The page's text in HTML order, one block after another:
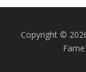
Copyright ©